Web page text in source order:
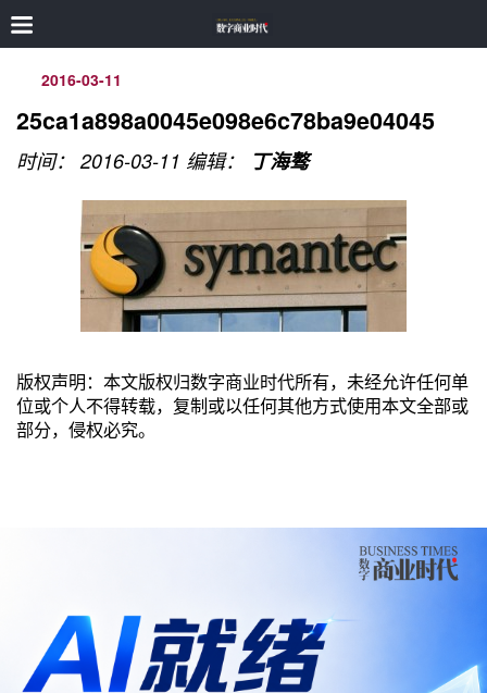
2016-03-11
25ca1a898a0045e098e6c78ba9e04045
时间： 2016-03-11 编辑： 丁海骜
版权声明：本文版权归数字商业时代所有，未经允许任何单
位或个人不得转载，复制或以任何其他方式使用本文全部或
部分，侵权必究。